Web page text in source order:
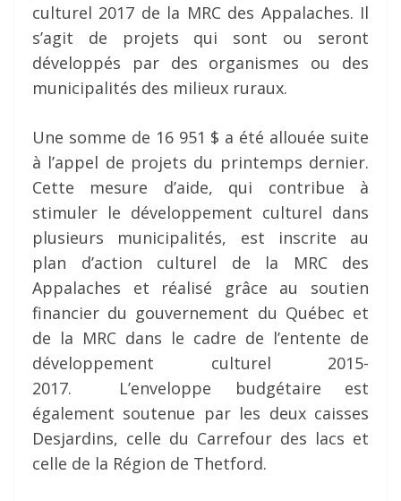
culturel 2017 de la MRC des Appalaches. Il
s’agit de projets qui sont ou seront
développés par des organismes ou des
municipalités des milieux ruraux.
Une somme de 16 951 $ a été allouée suite
à l’appel de projets du printemps dernier.
Cette mesure d’aide, qui contribue à
stimuler le développement culturel dans
plusieurs municipalités, est inscrite au
plan d’action culturel de la MRC des
Appalaches et réalisé grâce au soutien
financier du gouvernement du Québec et
de la MRC dans le cadre de l’entente de
développement culturel 2015-
2017. L’enveloppe budgétaire est
également soutenue par les deux caisses
Desjardins, celle du Carrefour des lacs et
celle de la Région de Thetford.